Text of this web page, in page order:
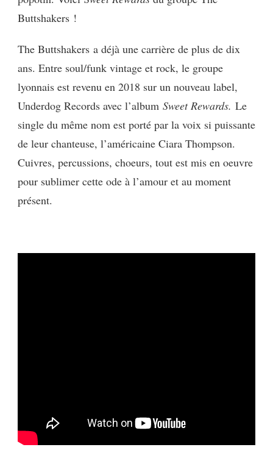
REWARDS
Buttshakers !
The Buttshakers a déjà une carrière de plus de dix
ans. Entre soul/funk vintage et rock, le groupe
lyonnais est revenu en 2018 sur un nouveau label,
Underdog Records avec l’album Sweet Rewards. Le
single du même nom est porté par la voix si puissante
de leur chanteuse, l’américaine Ciara Thompson.
Cuivres, percussions, choeurs, tout est mis en oeuvre
pour sublimer cette ode à l’amour et au moment
présent.